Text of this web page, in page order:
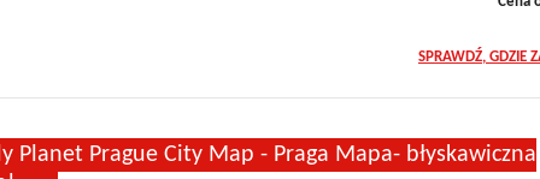
SPRAWDŹ, GDZIE
Planet Prague City Map - Praga Mapa- błyskawiczna